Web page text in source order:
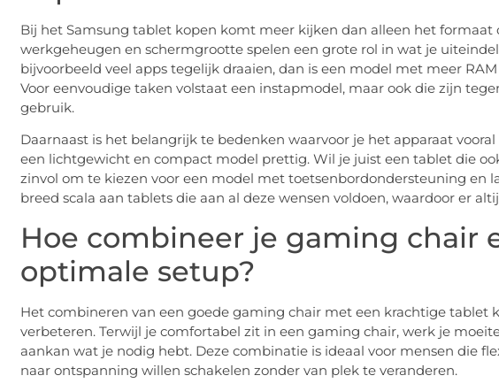
Bij het Samsung tablet kopen komt meer kijken dan alleen het formaat
werkgeheugen en schermgrootte spelen een grote rol in wat je
bijvoorbeeld veel apps tegelijk draaien, dan is een model met meer
Voor eenvoudige taken volstaat een instapmodel, maar ook die zijn
gebruik.
Daarnaast is het belangrijk te bedenken waarvoor je het apparaat
een lichtgewicht en compact model prettig. Wil je juist een tablet die
zinvol om te kiezen voor een model met toetsenbordondersteuning en
breed scala aan tablets die aan al deze wensen voldoen, waardoor er
Hoe combineer je gaming chair
optimale setup?
Het combineren van een goede gaming chair met een krachtige tablet
verbeteren. Terwijl je comfortabel zit in een gaming chair, werk je
aankan wat je nodig hebt. Deze combinatie is ideaal voor mensen die
naar ontspanning willen schakelen zonder van plek te veranderen.